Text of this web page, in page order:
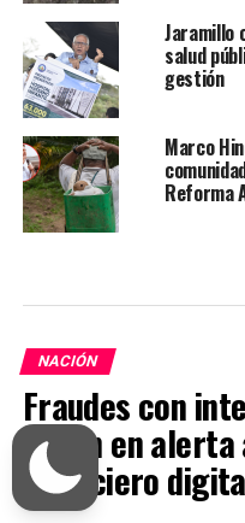
Jaramillo
salud
gestión
Marco
Reforma
NACIÓN
Fraudes con
ponen en
financiero